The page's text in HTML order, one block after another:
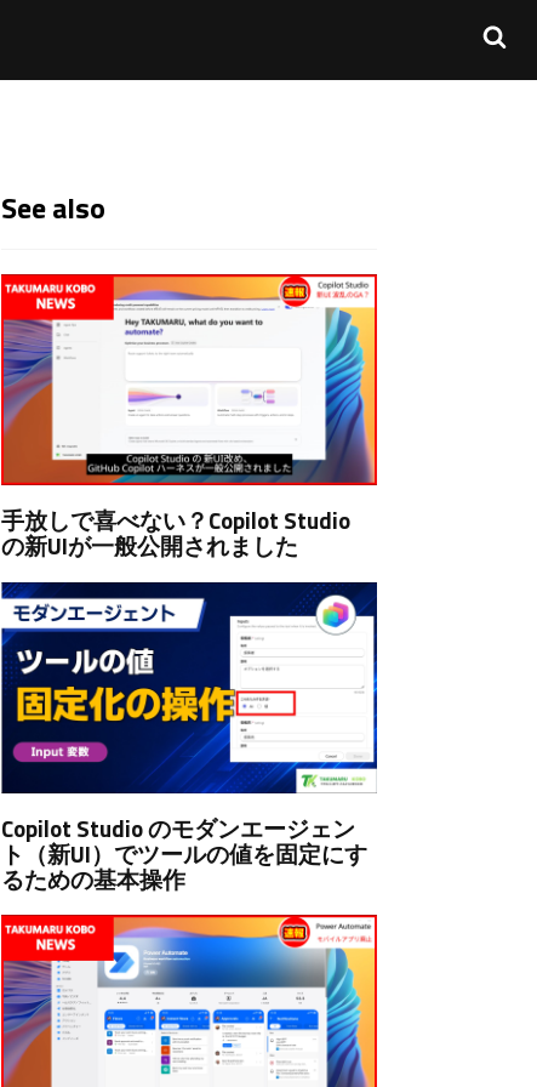
See also
手放しで喜べない？Copilot Studio
の新UIが一般公開されました
Copilot Studio のモダンエージェン
ト（新UI）でツールの値を固定にす
るための基本操作